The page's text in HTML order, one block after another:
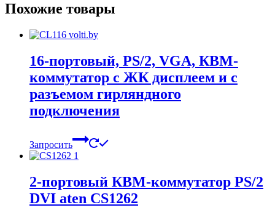
Похожие товары
16-портовый, PS/2, VGA, КВМ-
коммутатор с ЖК дисплеем и с
разъемом гирляндного
подключения
Запросить
2-портовый КВМ-коммутатор PS/2
DVI aten CS1262